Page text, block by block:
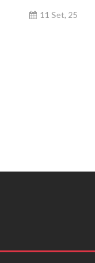
11 Set, 25